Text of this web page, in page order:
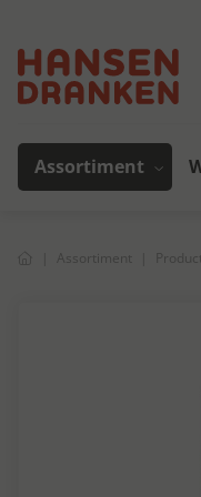
Assortiment
Assortiment